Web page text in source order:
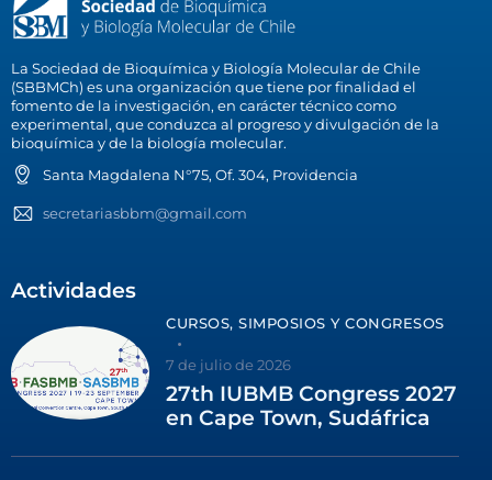
La Sociedad de Bioquímica y Biología Molecular de Chile
(SBBMCh) es una organización que tiene por finalidad el
fomento de la investigación, en carácter técnico como
experimental, que conduzca al progreso y divulgación de la
bioquímica y de la biología molecular.
Santa Magdalena N°75, Of. 304, Providencia
secretariasbbm@gmail.com
Actividades
CURSOS, SIMPOSIOS Y CONGRESOS
7 de julio de 2026
27th IUBMB Congress 2027
en Cape Town, Sudáfrica